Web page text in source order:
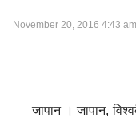
November 20, 2016 4:43 am
जापान । जापान,